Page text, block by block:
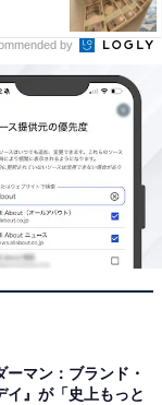
by
ーマン：ブランド・
イ』が「史上もっと